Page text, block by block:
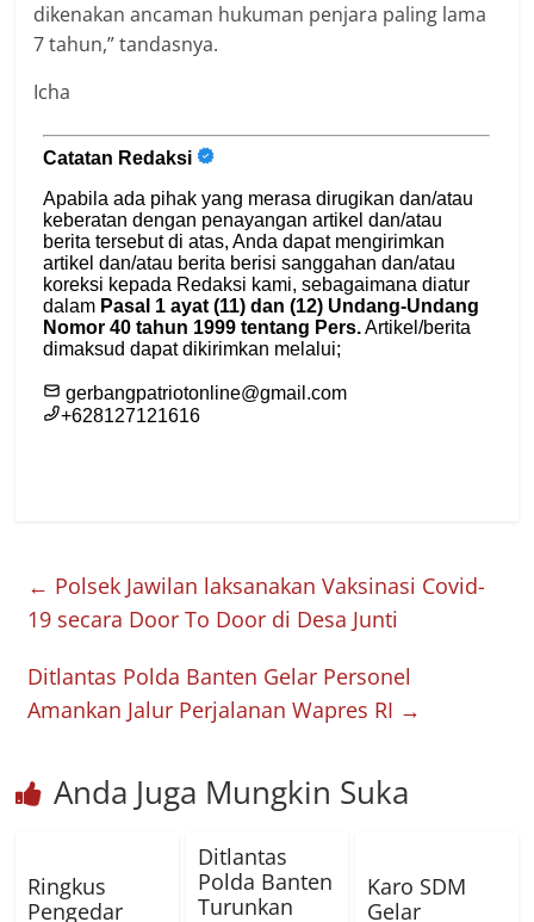
dikenakan ancaman hukuman penjara paling lama
7 tahun,” tandasnya.
Icha
← Polsek Jawilan laksanakan Vaksinasi Covid-
19 secara Door To Door di Desa Junti
Ditlantas Polda Banten Gelar Personel
Amankan Jalur Perjalanan Wapres RI →
Anda Juga Mungkin Suka
Ringkus
Pengedar
Ditlantas
Polda Banten
Turunkan
Karo SDM
Gelar